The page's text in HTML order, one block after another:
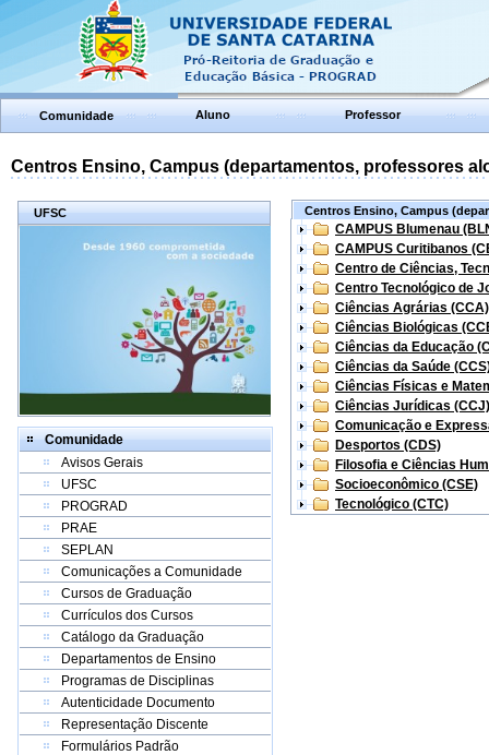
Comunidade Aluno Professor
Centros Ensino, Campus (departamentos, professores
UFSC
Comunidade
Avisos Gerais
UFSC
PROGRAD
PRAE
SEPLAN
Comunicações a Comunidade
Cursos de Graduação
Currículos dos Cursos
Catálogo da Graduação
Departamentos de Ensino
Programas de Disciplinas
Autenticidade Documento
Representação Discente
Formulários Padrão
Centros Ensino, Campus
CAMPUS Blumenau
CAMPUS Curitibanos
Centro de Ciências,
Centro Tecnológico de
Ciências Agrárias (CCA)
Ciências Biológicas
Ciências da Educação
Ciências da Saúde
Ciências Físicas e
Ciências Jurídicas (CCJ)
Comunicação e
Desportos (CDS)
Filosofia e Ciências
Socioeconômico (CSE)
Tecnológico (CTC)